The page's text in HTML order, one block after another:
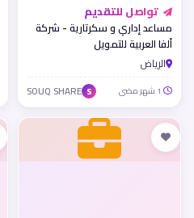
تواصل للتقديم
مساعد إداري و سكرتارية - شركة
ألفا العربية للتمويل
الرياض
S
SOUQ SHARE